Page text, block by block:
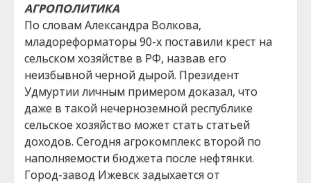
АГРОПОЛИТИКА
По словам Александра Волкова,
младореформаторы 90-х поставили крест на
сельском хозяйстве в РФ, назвав его
неизбывной черной дырой. Президент
Удмуртии личным примером доказал, что
даже в такой нечерноземной республике
сельское хозяйство может стать статьей
доходов. Сегодня агрокомплекс второй по
наполняемости бюджета после нефтянки.
Город-завод Ижевск задыхается от